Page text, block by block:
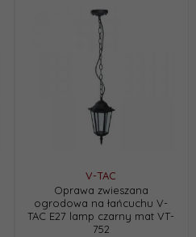
V-TAC
Oprawa zwieszana
ogrodowa na łańcuchu V-
TAC E27 lamp czarny mat VT-
752